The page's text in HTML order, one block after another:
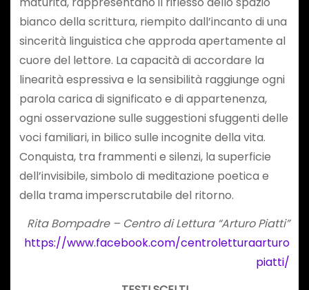
bianco della scrittura, riempito dall’incanto di una
sincerità linguistica che approda apertamente al
cuore del lettore. La capacità di accordare la
linearità espressiva e la sensibilità raggiunge ogni
parola carica di significato e di appartenenza,
ogni osservazione sulle suggestioni sfuggenti delle
voci familiari, in bilico sulle incognite della vita.
Conquista, tra frammenti e silenzi, la superficie
dell’invisibile, simbolo di meditazione poetica e
della trama imperscrutabile del ritorno.
Rita Bompadre – Centro di Lettura “Arturo Piatti”
https://www.facebook.com/centroletturaarturo
piatti/